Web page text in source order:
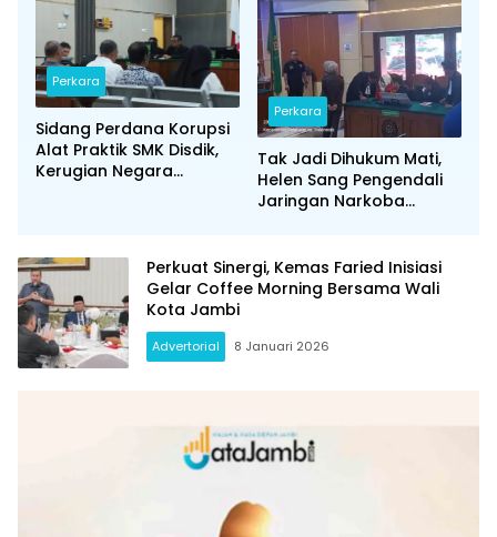
Juknis BGN
Perkara
Sidang Perdana Korupsi
Alat Praktik SMK Disdik,
Kerugian Negara
Perkara
Tak Jadi Dihukum Mati,
Helen Sang Pengendali
Jaringan Narkoba
Perkuat Sinergi, Kemas Faried Inisiasi
Gelar Coffee Morning Bersama Wali
Kota Jambi
Advertorial 8 Januari 2026